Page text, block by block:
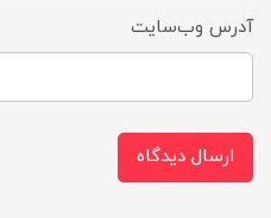
آدرس وب‌سایت
ارسال دیدگاه